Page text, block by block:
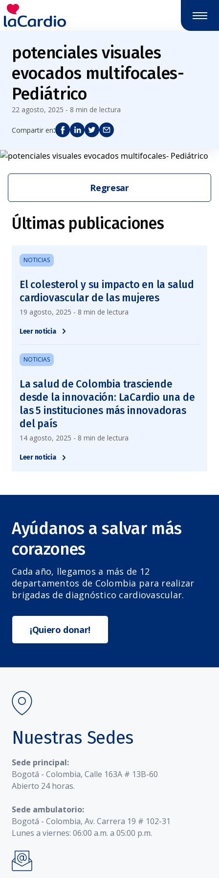
potenciales visuales
evocados multifocales-
Pediátrico
22 agosto, 2025 - 8 min de lectura
Compartir en:
Regresar
Últimas publicaciones
NOTICIAS
El colesterol y su impacto en la salud
cardiovascular de las mujeres
19 agosto, 2025 - 8 min de lectura
Leer noticia
NOTICIAS
La salud de Colombia trasciende
desde la innovación: LaCardio una de
las 5 instituciones más innovadoras
del país
14 agosto, 2025 - 8 min de lectura
Leer noticia
Ayúdanos a salvar más
corazones
Cada año, llegamos a más de 12
departamentos de Colombia para realizar
brigadas de diagnóstico cardiovascular.
¡Quiero donar!
Nuestras Sedes
Sede principal:
Bogotá - Colombia, Calle 163A # 13B-60
Abierto 24 horas.
Sede ambulatorio:
Bogotá - Colombia, Av. Carrera 19 # 102-31
Lunes a viernes: 06:00 a.m. a 05:00 p.m.